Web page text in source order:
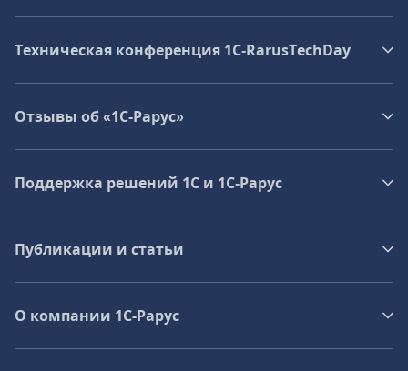
Техническая конференция 1C‑RarusTechDay
Отзывы об «1С-Рарус»
Поддержка решений 1С и 1С‑Рарус
Публикации и статьи
О компании 1C-Рарус